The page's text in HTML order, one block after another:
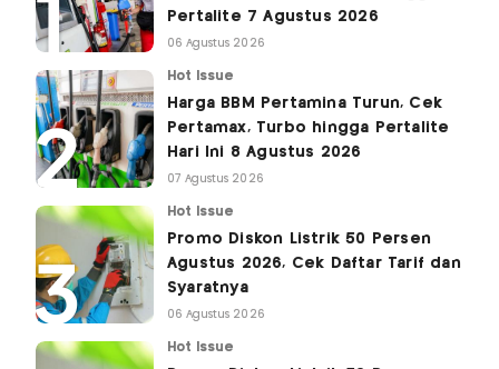
Pertalite 7 Agustus 2026
06 Agustus 2026
Hot Issue
Harga BBM Pertamina Turun, Cek
Pertamax, Turbo hingga Pertalite
Hari Ini 8 Agustus 2026
07 Agustus 2026
Hot Issue
Promo Diskon Listrik 50 Persen
Agustus 2026, Cek Daftar Tarif dan
Syaratnya
06 Agustus 2026
Hot Issue